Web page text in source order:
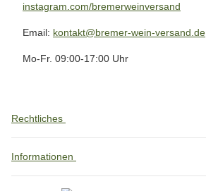
instagram.com/bremerweinversand
Email: kontakt@bremer-wein-versand.de
Mo-Fr. 09:00-17:00 Uhr
Rechtliches
Informationen